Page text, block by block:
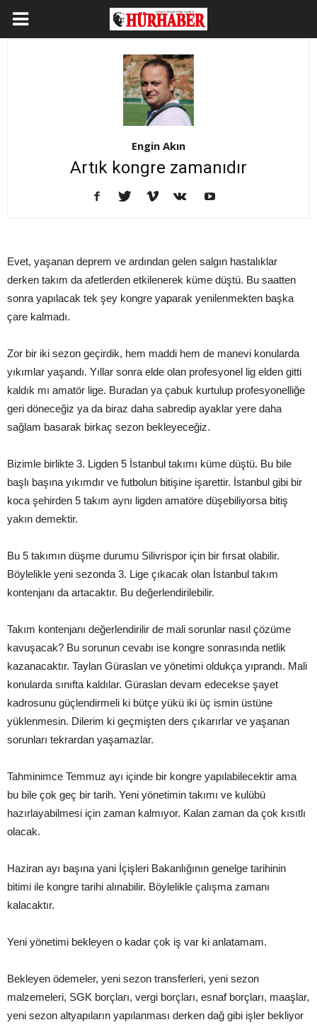
Engin Akın
Artık kongre zamanıdır
Evet, yaşanan deprem ve ardından gelen salgın hastalıklar
derken takım da afetlerden etkilenerek küme düştü. Bu saatten
sonra yapılacak tek şey kongre yaparak yenilenmekten başka
çare kalmadı.
Zor bir iki sezon geçirdik, hem maddi hem de manevi konularda
yıkımlar yaşandı. Yıllar sonra elde olan profesyonel lig elden gitti
kaldık mı amatör lige. Buradan ya çabuk kurtulup profesyonelliğe
geri döneceğiz ya da biraz daha sabredip ayaklar yere daha
sağlam basarak birkaç sezon bekleyeceğiz.
Bizimle birlikte 3. Ligden 5 İstanbul takımı küme düştü. Bu bile
başlı başına yıkımdır ve futbolun bitişine işarettir. İstanbul gibi bir
koca şehirden 5 takım aynı ligden amatöre düşebiliyorsa bitiş
yakın demektir.
Bu 5 takımın düşme durumu Silivrispor için bir fırsat olabilir.
Böylelikle yeni sezonda 3. Lige çıkacak olan İstanbul takım
kontenjanı da artacaktır. Bu değerlendirilebilir.
Takım kontenjanı değerlendirilir de mali sorunlar nasıl çözüme
kavuşacak? Bu sorunun cevabı ise kongre sonrasında netlik
kazanacaktır. Taylan Güraslan ve yönetimi oldukça yıprandı. Mali
konularda sınıfta kaldılar. Güraslan devam edecekse şayet
kadrosunu güçlendirmeli ki bütçe yükü iki üç ismin üstüne
yüklenmesin. Dilerim ki geçmişten ders çıkarırlar ve yaşanan
sorunları tekrardan yaşamazlar.
Tahminimce Temmuz ayı içinde bir kongre yapılabilecektir ama
bu bile çok geç bir tarih. Yeni yönetimin takımı ve kulübü
hazırlayabilmesi için zaman kalmıyor. Kalan zaman da çok kısıtlı
olacak.
Haziran ayı başına yani İçişleri Bakanlığının genelge tarihinin
bitimi ile kongre tarihi alınabilir. Böylelikle çalışma zamanı
kalacaktır.
Yeni yönetimi bekleyen o kadar çok iş var ki anlatamam.
Bekleyen ödemeler, yeni sezon transferleri, yeni sezon
malzemeleri, SGK borçları, vergi borçları, esnaf borçları, maaşlar,
yeni sezon altyapıların yapılanması derken dağ gibi işler bekliyor